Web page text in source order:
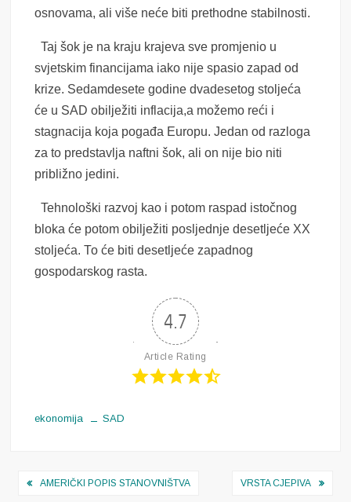
osnovama, ali više neće biti prethodne stabilnosti.
Taj šok je na kraju krajeva sve promjenio u
svjetskim financijama iako nije spasio zapad od
krize. Sedamdesete godine dvadesetog stoljeća
će u SAD obilježiti inflacija,a možemo reći i
stagnacija koja pogađa Europu. Jedan od razloga
za to predstavlja naftni šok, ali on nije bio niti
približno jedini.
Tehnološki razvoj kao i potom raspad istočnog
bloka će potom obilježiti posljednje desetljeće XX
stoljeća.Тоće biti desetljeće zapadnog
gospodarskog rasta.
4.7
Article Rating
ekonomija SAD
Navigacija
AMERIČKI POPIS STANOVNIŠTVA VRSTA CJEPIVA